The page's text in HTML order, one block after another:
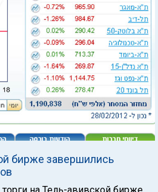
бирже завершились